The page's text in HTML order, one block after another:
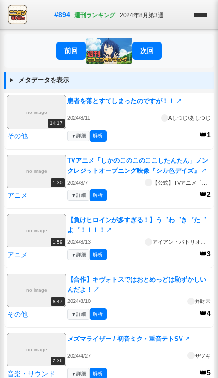
#894 週刊ランキング 2024年8月第3週
前回 次回
メタデータを表示
no image
14:17
患者を落とすてしまったのですが！！ ↗
2024/8/11 Aしつじ/あしつじ
その他 👑1
▼詳細 解析
no image
1:30
TVアニメ「しかのこのこのここしたんたん」ノン
クレジットオープニング映像『シカ色デイズ』
↗
2024/8/7
アニメ 👑2
▼詳細 解析
no image
1:59
【負けヒロインが多すぎる！】う゛わ゛き゛た゛
よ゛！！！！
↗
2024/8/13 アイアン・パトリオット・mk2
アニメ 👑3
▼詳細 解析
no image
6:47
【合作】キヴォトスではおとめっどは恥ずかしい
んだよ！
↗
2024/8/10 弁財天
その他 👑4
▼詳細 解析
no image
2:36
メズマライザー / 初音ミク・重音テトSV ↗
2024/4/27 サツキ
音楽・サウンド 👑5
▼詳細 解析